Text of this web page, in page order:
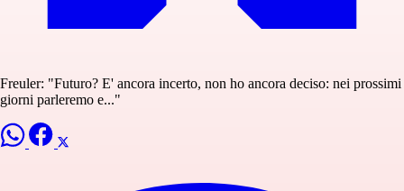
Freuler: "Futuro? E' ancora incerto, non ho ancora deciso: nei prossimi
giorni parleremo e..."